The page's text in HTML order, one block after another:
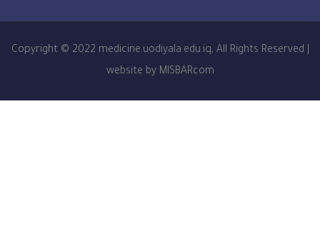
Copyright © 2022 medicine.uodiyala.edu.iq, All
website by MISBARcom